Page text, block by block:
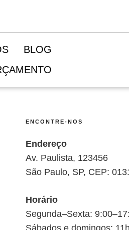
BLOG
ENCONTRE-NOS
Endereço
Av. Paulista, 123456
São Paulo, SP, CEP:
Horário
Segunda–Sexta: